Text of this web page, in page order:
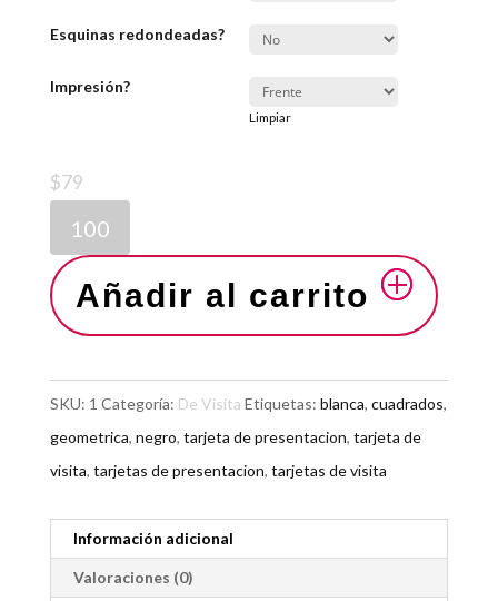
Esquinas redondeadas?
Impresión?
Limpiar
$79
Añadir al carrito
SKU: 1 Categoría: De Visita Etiquetas: blanca, cuadrados,
geometrica, negro, tarjeta de presentacion, tarjeta de
visita, tarjetas de presentacion, tarjetas de visita
Información adicional
Valoraciones (0)